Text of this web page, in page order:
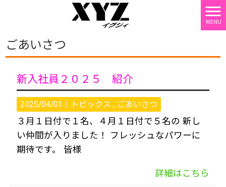
MENU
ごあいさつ
ごあいさつ
新入社員２０２５ 紹介
2025/04/01｜ トピックス ごあいさつ
３月１日付で１名、４月１日付で５名の 新し
い仲間が入りました！ フレッシュなパワーに
期待です。 皆様
詳細はこちら